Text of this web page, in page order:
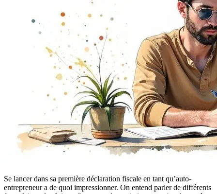
Se lancer dans sa première déclaration fiscale en tant qu’auto-
entrepreneur a de quoi impressionner. On entend parler de différents